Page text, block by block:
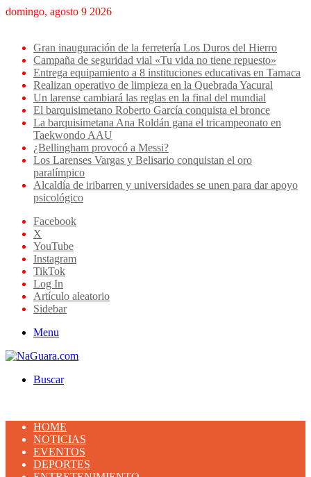
domingo, agosto 9 2026
Gran inauguración de la ferretería Los Duros del Hierro
Campaña de seguridad vial «Tu vida no tiene repuesto»
Entrega equipamiento a 8 instituciones educativas en Tamaca
Realizan operativo de limpieza en la Quebrada Yacural
Un larense cambiará las reglas en la final del mundial
El barquisimetano Roberto García conquista el bronce
La barquisimetana Ana Roldán gana el tricampeonato en
Taekwondo AAU
¿Bellingham provocó a Messi?
Los Larenses Vargas y Belisario conquistan el oro
paralímpico
Alcaldía de iribarren y universidades se unen para dar apoyo
psicológico
Facebook
X
YouTube
Instagram
TikTok
Log In
Artículo aleatorio
Sidebar
Menu
Buscar
HOME
NOTICIAS
EVENTOS
DEPORTES